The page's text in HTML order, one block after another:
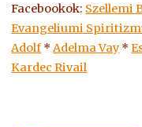
Facebookok: Szellemi
Evangeliumi
Adolf *Adelma Vay *
Kardec Rivail